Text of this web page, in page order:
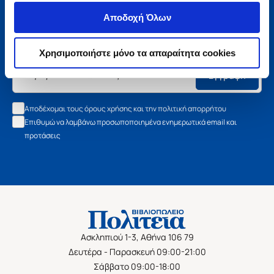
Αποδοχή Όλων
Χρησιμοποιήστε μόνο τα απαραίτητα cookies
Μάθετε τα νέα της Πολιτείας
Εγγραφείτε στο newsletter μας και μάθετε πρώτοι όλα τα
νέα βιβλία, τις εξαιρετικές τιμές και τις εκδηλώσεις μας.
Εγγραφή
Αποδέχομαι τους όρους χρήσης και την πολιτική απορρήτου
Επιθυμώ να λαμβάνω προσωποποιημένα ενημερωτικά email και
προτάσεις
Ασκληπιού 1-3, Αθήνα 106 79
Δευτέρα - Παρασκευή 09:00-21:00
Σάββατο 09:00-18:00